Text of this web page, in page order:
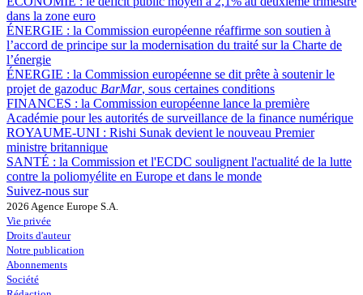
dans la zone euro
ÉNERGIE : la Commission européenne réaffirme son soutien à
l’accord de principe sur la modernisation du traité sur la Charte de
l’énergie
ÉNERGIE : la Commission européenne se dit prête à soutenir le
projet de gazoduc BarMar, sous certaines conditions
FINANCES : la Commission européenne lance la première
Académie pour les autorités de surveillance de la finance numérique
ROYAUME-UNI : Rishi Sunak devient le nouveau Premier
ministre britannique
SANTÉ : la Commission et l'ECDC soulignent l'actualité de la lutte
contre la poliomyélite en Europe et dans le monde
Suivez-nous sur
2026 Agence Europe S.A.
Vie privée
Droits d'auteur
Notre publication
Abonnements
Société